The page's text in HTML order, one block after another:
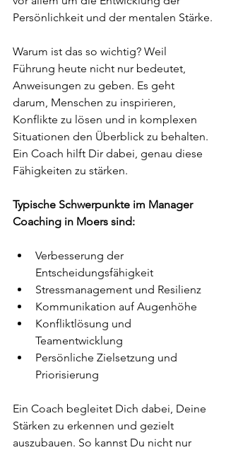
Persönlichkeit und der mentalen Stärke.
Warum ist das so wichtig? Weil
Führung heute nicht nur bedeutet,
Anweisungen zu geben. Es geht
darum, Menschen zu inspirieren,
Konflikte zu lösen und in komplexen
Situationen den Überblick zu behalten.
Ein Coach hilft Dir dabei, genau diese
Fähigkeiten zu stärken.
Typische Schwerpunkte im Manager
Coaching in Moers sind:
Verbesserung der
Entscheidungsfähigkeit
Stressmanagement und Resilienz
Kommunikation auf Augenhöhe
Konfliktlösung und
Teamentwicklung
Persönliche Zielsetzung und
Priorisierung
Ein Coach begleitet Dich dabei, Deine
Stärken zu erkennen und gezielt
auszubauen. So kannst Du nicht nur